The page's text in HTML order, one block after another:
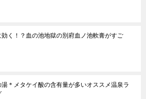
効く！？血の池地獄の別府血ノ池軟膏がすご
湯＊メタケイ酸の含有量が多いオススメ温泉ラ